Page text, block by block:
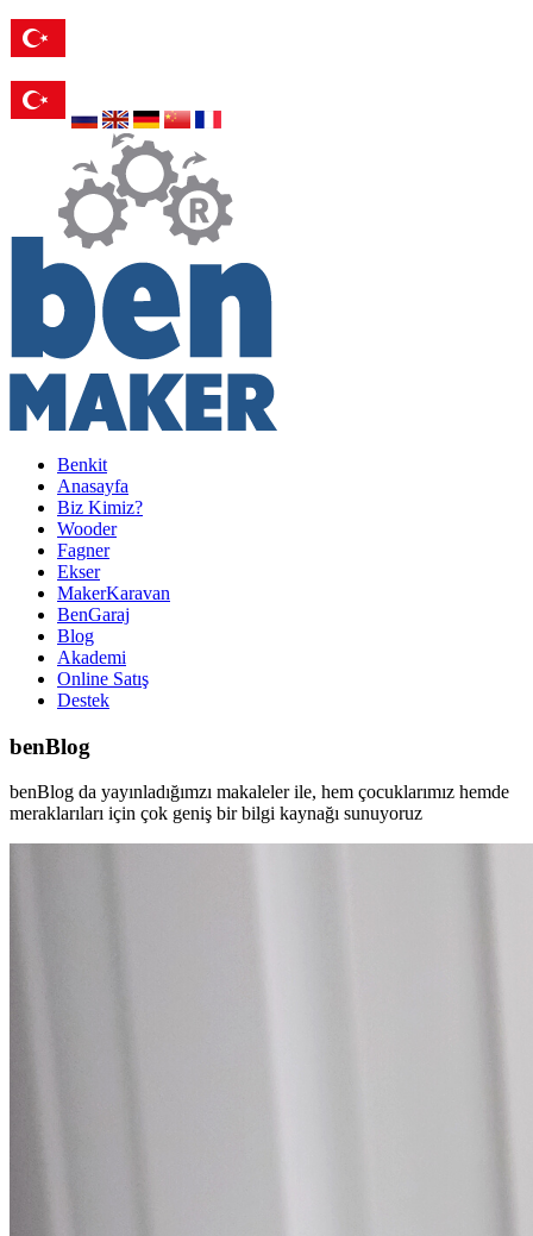
Benkit
Anasayfa
Biz Kimiz?
Wooder
Fagner
Ekser
MakerKaravan
BenGaraj
Blog
Akademi
Online Satış
Destek
benBlog
benBlog da yayınladığımzı makaleler ile, hem çocuklarımız hemde
meraklarıları için çok geniş bir bilgi kaynağı sunuyoruz